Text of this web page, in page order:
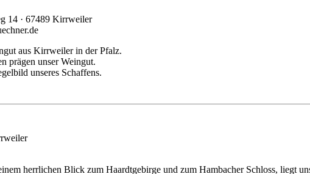
14 · 67489 Kirrweiler
aus Kirrweiler in der Pfalz.
prägen unser Weingut.
unseres Schaffens.
herrlichen Blick zum Haardtgebirge und zum Hambacher Schloss, liegt